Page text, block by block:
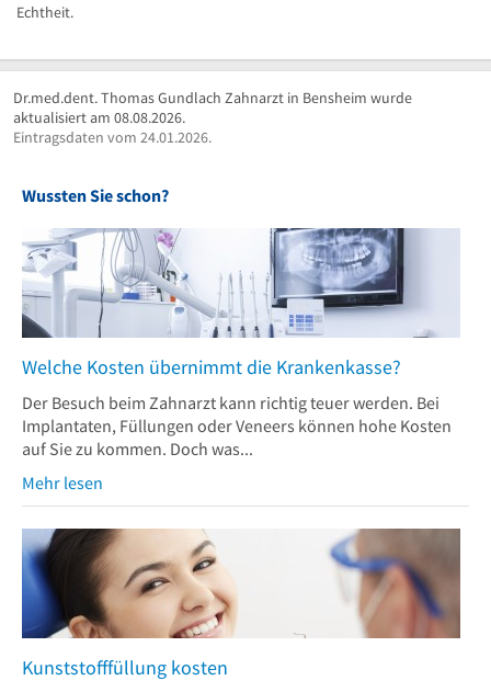
Echtheit.
Dr.med.dent. Thomas Gundlach Zahnarzt in Bensheim wurde
aktualisiert am 08.08.2026.
Eintragsdaten vom 24.01.2026.
Wussten Sie schon?
Welche Kosten übernimmt die Krankenkasse?
Der Besuch beim Zahnarzt kann richtig teuer werden. Bei
Implantaten, Füllungen oder Veneers können hohe Kosten
auf Sie zu kommen. Doch was...
Mehr lesen
Kunststofffüllung kosten